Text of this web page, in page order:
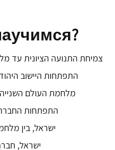
צמיחת התנועה הציונית עד
התפתחות היישוב
מלחמת העולם
התפתחות החברה
ישראל, בין מלחמה
ישראל, חברה